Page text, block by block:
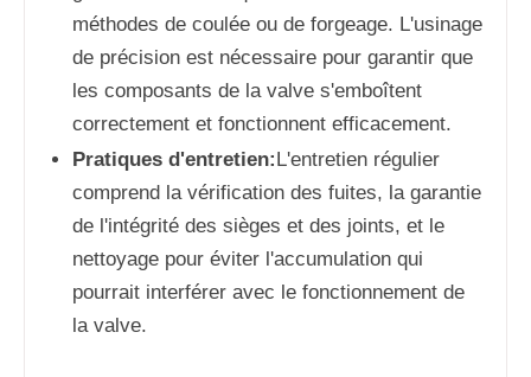
méthodes de coulée ou de forgeage. L'usinage
de précision est nécessaire pour garantir que
les composants de la valve s'emboîtent
correctement et fonctionnent efficacement.
Pratiques d'entretien:L'entretien régulier
comprend la vérification des fuites, la garantie
de l'intégrité des sièges et des joints, et le
nettoyage pour éviter l'accumulation qui
pourrait interférer avec le fonctionnement de
la valve.